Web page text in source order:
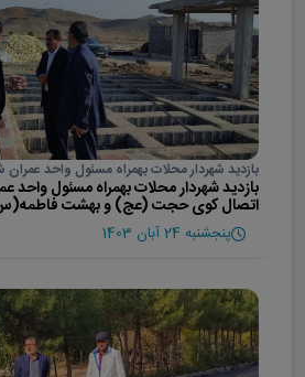
بازدید شهردار محلات بهمراه مسئول واحد
کوی حجت (عج) و بهشت فاطمه(س)
بازدید شهردار محلات بهمراه مسئول واحد
اتصال کوی حجت (عج) و بهشت
پنجشنبه 24 آبان 1403